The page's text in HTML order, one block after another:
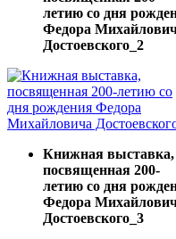
летию со дня
Федора
Достоевского_2
Книжная выставка,
посвященная 200-
летию со дня
Федора
Достоевского_3